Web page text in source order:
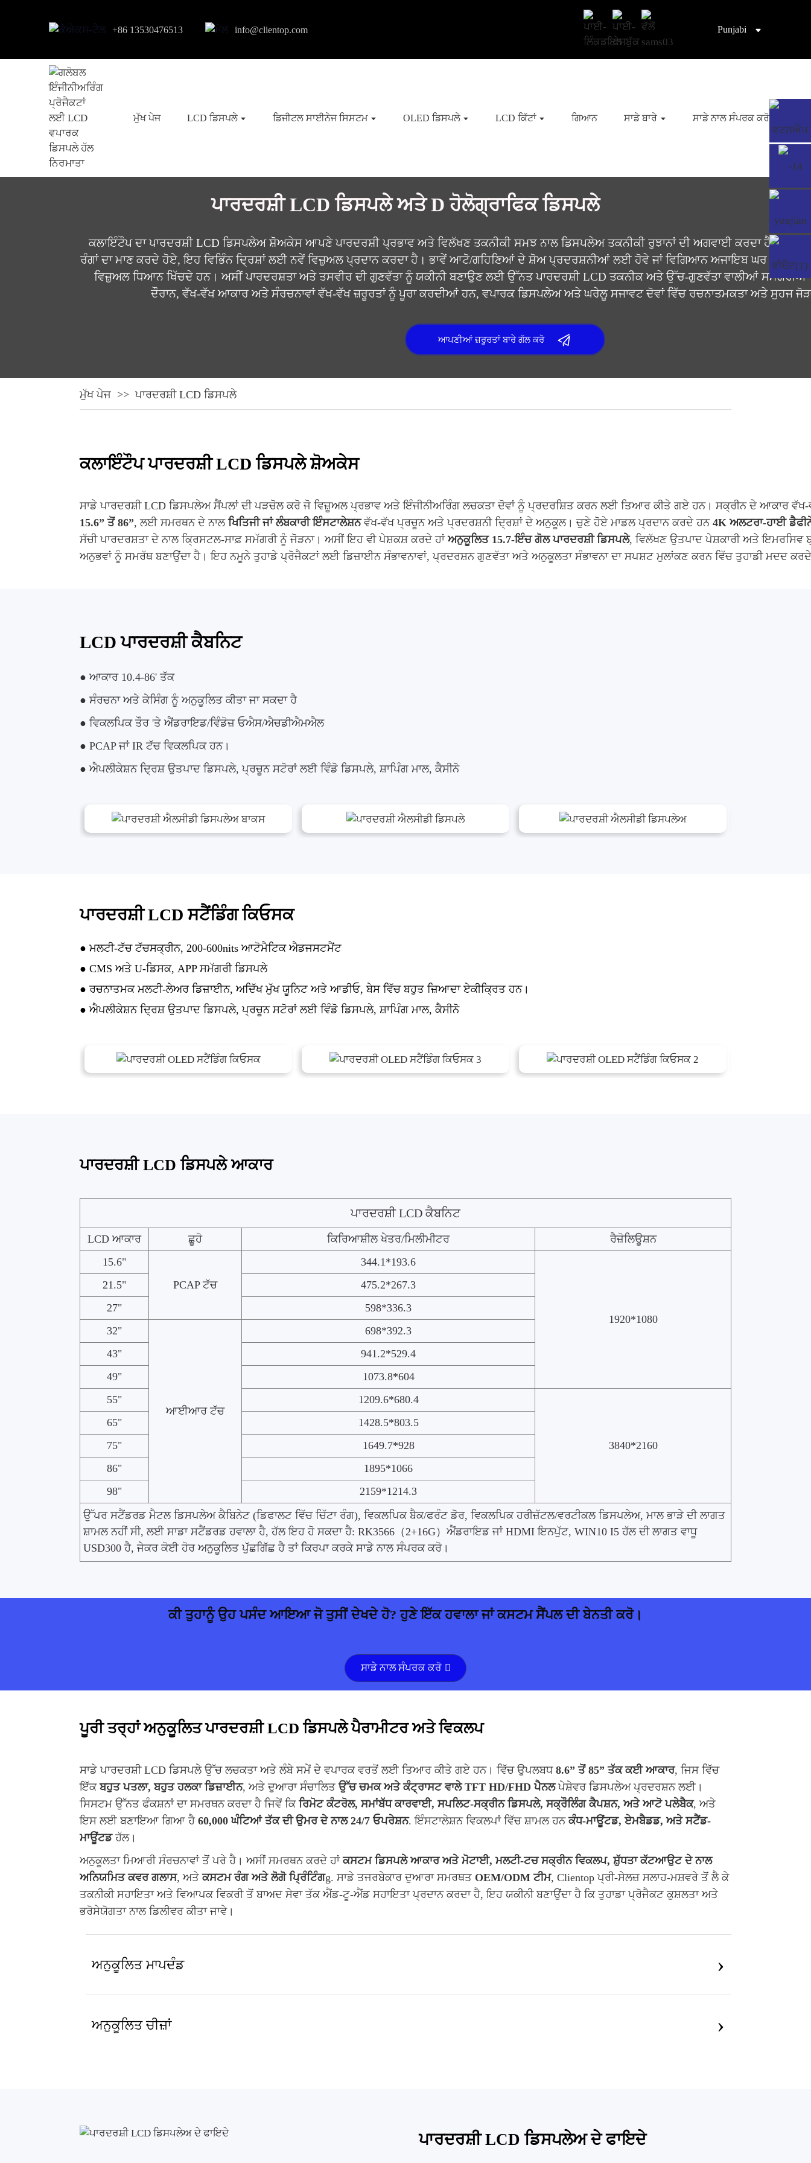
+86 13530476513 info@clientop.com Punjabi
ਮੁੱਖ ਪੇਜ LCD ਡਿਸਪਲੇ ਡਿਜੀਟਲ ਸਾਈਨੇਜ ਸਿਸਟਮ OLED ਡਿਸਪਲੇ LCD ਕਿੱਟਾਂ ਗਿਆਨ ਸਾਡੇ ਬਾਰੇ ਸਾਡੇ ਨਾਲ ਸੰਪਰਕ ਕਰੋ
ਪਾਰਦਰਸ਼ੀ LCD ਡਿਸਪਲੇ ਅਤੇ D ਹੋਲੋਗ੍ਰਾਫਿਕ ਡਿਸਪਲੇ
ਕਲਾਇੰਟੌਪ ਦਾ ਪਾਰਦਰਸ਼ੀ LCD ਡਿਸਪਲੇਅ ਸ਼ੋਅਕੇਸ ਆਪਣੇ ਪਾਰਦਰਸ਼ੀ ਪ੍ਰਭਾਵ ਅਤੇ ਵਿਲੱਖਣ ਤਕਨੀਕੀ ਸਮਝ ਨਾਲ ਡਿਸਪਲੇਅ ਤਕਨੀਕੀ ਰੁਝਾਨਾਂ ਦੀ ਅਗਵਾਈ ਕਰਦਾ ਹੈ। HD
ਰੰਗਾਂ ਦਾ ਮਾਣ ਕਰਦੇ ਹੋਏ, ਇਹ ਵਿਭਿੰਨ ਦ੍ਰਿਸ਼ਾਂ ਲਈ ਨਵੇਂ ਵਿਜ਼ੁਅਲ ਪ੍ਰਦਾਨ ਕਰਦਾ ਹੈ। ਭਾਵੇਂ ਆਟੋ/ਗਹਿਣਿਆਂ ਦੇ ਸ਼ੋਅ ਪ੍ਰਦਰਸ਼ਨੀਆਂ ਲਈ ਹੋਵੇ ਜਾਂ ਵਿਗਿਆਨ ਅਜਾਇਬ ਘਰ ਦੇ
ਵਿਜ਼ੁਅਲ ਧਿਆਨ ਖਿੱਚਦੇ ਹਨ। ਅਸੀਂ ਪਾਰਦਰਸ਼ਤਾ ਅਤੇ ਤਸਵੀਰ ਦੀ ਗੁਣਵੱਤਾ ਨੂੰ ਯਕੀਨੀ ਬਣਾਉਣ ਲਈ ਉੱਨਤ ਪਾਰਦਰਸ਼ੀ LCD ਤਕਨੀਕ ਅਤੇ ਉੱਚ-ਗੁਣਵੱਤਾ ਵਾਲੀਆਂ
ਦੌਰਾਨ, ਵੱਖ-ਵੱਖ ਆਕਾਰ ਅਤੇ ਸੰਰਚਨਾਵਾਂ ਵੱਖ-ਵੱਖ ਜ਼ਰੂਰਤਾਂ ਨੂੰ ਪੂਰਾ ਕਰਦੀਆਂ ਹਨ, ਵਪਾਰਕ ਡਿਸਪਲੇਅ ਅਤੇ ਘਰੇਲੂ ਸਜਾਵਟ ਦੋਵਾਂ ਵਿੱਚ ਰਚਨਾਤਮਕਤਾ ਅਤੇ ਸੁਹਜ
ਆਪਣੀਆਂ ਜ਼ਰੂਰਤਾਂ ਬਾਰੇ ਗੱਲ ਕਰੋ
ਮੁੱਖ ਪੇਜ ਪਾਰਦਰਸ਼ੀ LCD ਡਿਸਪਲੇ
ਕਲਾਇੰਟੌਪ ਪਾਰਦਰਸ਼ੀ LCD ਡਿਸਪਲੇ ਸ਼ੋਅਕੇਸ
ਸਾਡੇ ਪਾਰਦਰਸ਼ੀ LCD ਡਿਸਪਲੇਅ ਸੈਂਪਲਾਂ ਦੀ ਪੜਚੋਲ ਕਰੋ ਜੋ ਵਿਜ਼ੂਅਲ ਪ੍ਰਭਾਵ ਅਤੇ ਇੰਜੀਨੀਅਰਿੰਗ ਲਚਕਤਾ ਦੋਵਾਂ ਨੂੰ ਪ੍ਰਦਰਸ਼ਿਤ ਕਰਨ ਲਈ ਤਿਆਰ ਕੀਤੇ ਗਏ ਹਨ। ਸਕ੍ਰੀਨ ਦੇ ਆਕਾਰ
15.6” ਤੋਂ 86”, ਲਈ ਸਮਰਥਨ ਦੇ ਨਾਲ ਖਿਤਿਜੀ ਜਾਂ ਲੰਬਕਾਰੀ ਇੰਸਟਾਲੇਸ਼ਨਵੱਖ-ਵੱਖ ਪ੍ਰਚੂਨ ਅਤੇ ਪ੍ਰਦਰਸ਼ਨੀ ਦ੍ਰਿਸ਼ਾਂ ਦੇ ਅਨੁਕੂਲ। ਚੁਣੇ ਹੋਏ ਮਾਡਲ ਪ੍ਰਦਾਨ ਕਰਦੇ ਹਨ 4K ਅਲਟਰਾ-ਹਾਈ
ਸੱਚੀ ਪਾਰਦਰਸ਼ਤਾ ਦੇ ਨਾਲ ਕ੍ਰਿਸਟਲ-ਸਾਫ਼ ਸਮੱਗਰੀ ਨੂੰ ਜੋੜਨਾ। ਅਸੀਂ ਇਹ ਵੀ ਪੇਸ਼ਕਸ਼ ਕਰਦੇ ਹਾਂਅਨੁਕੂਲਿਤ 15.7-ਇੰਚ ਗੋਲ ਪਾਰਦਰਸ਼ੀ ਡਿਸਪਲੇ, ਵਿਲੱਖਣ ਉਤਪਾਦ ਪੇਸ਼ਕਾਰੀ ਅਤੇ ਇਮਰਸਿਵ
ਅਨੁਭਵਾਂ ਨੂੰ ਸਮਰੱਥ ਬਣਾਉਂਦਾ ਹੈ। ਇਹ ਨਮੂਨੇ ਤੁਹਾਡੇ ਪ੍ਰੋਜੈਕਟਾਂ ਲਈ ਡਿਜ਼ਾਈਨ ਸੰਭਾਵਨਾਵਾਂ, ਪ੍ਰਦਰਸ਼ਨ ਗੁਣਵੱਤਾ ਅਤੇ ਅਨੁਕੂਲਤਾ ਸੰਭਾਵਨਾ ਦਾ ਸਪਸ਼ਟ ਮੁਲਾਂਕਣ ਕਰਨ ਵਿੱਚ ਤੁਹਾਡੀ ਮਦਦ
LCD ਪਾਰਦਰਸ਼ੀ ਕੈਬਨਿਟ
● ਆਕਾਰ 10.4-86' ਤੱਕ
● ਸੰਰਚਨਾ ਅਤੇ ਕੇਸਿੰਗ ਨੂੰ ਅਨੁਕੂਲਿਤ ਕੀਤਾ ਜਾ ਸਕਦਾ ਹੈ
● ਵਿਕਲਪਿਕ ਤੌਰ 'ਤੇ ਐਂਡਰਾਇਡ/ਵਿੰਡੋਜ਼ ਓਐਸ/ਐਚਡੀਐਮਐਲ
● PCAP ਜਾਂ IR ਟੱਚ ਵਿਕਲਪਿਕ ਹਨ।
● ਐਪਲੀਕੇਸ਼ਨ ਦ੍ਰਿਸ਼ ਉਤਪਾਦ ਡਿਸਪਲੇ, ਪ੍ਰਚੂਨ ਸਟੋਰਾਂ ਲਈ ਵਿੰਡੋ ਡਿਸਪਲੇ, ਸ਼ਾਪਿੰਗ ਮਾਲ, ਕੈਸੀਨੋ
ਪਾਰਦਰਸ਼ੀ LCD ਸਟੈਂਡਿੰਗ ਕਿਓਸਕ
● ਮਲਟੀ-ਟੱਚ ਟੱਚਸਕ੍ਰੀਨ, 200-600nits ਆਟੋਮੈਟਿਕ ਐਡਜਸਟਮੈਂਟ
● CMS ਅਤੇ U-ਡਿਸਕ, APP ਸਮੱਗਰੀ ਡਿਸਪਲੇ
● ਰਚਨਾਤਮਕ ਮਲਟੀ-ਲੇਅਰ ਡਿਜ਼ਾਈਨ, ਅਦਿੱਖ ਮੁੱਖ ਯੂਨਿਟ ਅਤੇ ਆਡੀਓ, ਬੇਸ ਵਿੱਚ ਬਹੁਤ ਜ਼ਿਆਦਾ ਏਕੀਕ੍ਰਿਤ ਹਨ।
● ਐਪਲੀਕੇਸ਼ਨ ਦ੍ਰਿਸ਼ ਉਤਪਾਦ ਡਿਸਪਲੇ, ਪ੍ਰਚੂਨ ਸਟੋਰਾਂ ਲਈ ਵਿੰਡੋ ਡਿਸਪਲੇ, ਸ਼ਾਪਿੰਗ ਮਾਲ, ਕੈਸੀਨੋ
ਪਾਰਦਰਸ਼ੀ LCD ਡਿਸਪਲੇ ਆਕਾਰ
ਪਾਰਦਰਸ਼ੀ LCD ਕੈਬਨਿਟ
LCD ਆਕਾਰ ਛੂਹੋ ਕਿਰਿਆਸ਼ੀਲ ਖੇਤਰ/ਮਿਲੀਮੀਟਰ
ਰੈਜ਼ੋਲਿਊਸ਼ਨ
15.6"
PCAP ਟੱਚ
344.1*193.6
1920*1080
21.5"
475.2*267.3
27"
598*336.3
32"
ਆਈਆਰ ਟੱਚ
698*392.3
43"
941.2*529.4
49"
1073.8*604
55"
1209.6*680.4
3840*2160
65"
1428.5*803.5
75"
1649.7*928
86"
1895*1066
98"
2159*1214.3
ਉੱਪਰ ਸਟੈਂਡਰਡ ਮੈਟਲ ਡਿਸਪਲੇਅ ਕੈਬਿਨੇਟ (ਡਿਫਾਲਟ ਵਿੱਚ ਚਿੱਟਾ ਰੰਗ), ਵਿਕਲਪਿਕ ਬੈਕ/ਫਰੰਟ ਡੋਰ, ਵਿਕਲਪਿਕ ਹਰੀਜ਼ੱਟਲ/ਵਰਟੀਕਲ ਡਿਸਪਲੇਅ, ਮਾਲ ਭਾੜੇ ਦੀ ਲਾਗਤ
ਸ਼ਾਮਲ ਨਹੀਂ ਸੀ, ਲਈ ਸਾਡਾ ਸਟੈਂਡਰਡ ਹਵਾਲਾ ਹੈ, ਹੱਲ ਇਹ ਹੋ ਸਕਦਾ ਹੈ: RK3566（2+16G）ਐਂਡਰਾਇਡ ਜਾਂ HDMI ਇਨਪੁੱਟ, WIN10 I5 ਹੱਲ ਦੀ ਲਾਗਤ ਵਾਧੂ
USD300 ਹੈ, ਜੇਕਰ ਕੋਈ ਹੋਰ ਅਨੁਕੂਲਿਤ ਪੁੱਛਗਿੱਛ ਹੈ ਤਾਂ ਕਿਰਪਾ ਕਰਕੇ ਸਾਡੇ ਨਾਲ ਸੰਪਰਕ ਕਰੋ।
ਕੀ ਤੁਹਾਨੂੰ ਉਹ ਪਸੰਦ ਆਇਆ ਜੋ ਤੁਸੀਂ ਦੇਖਦੇ ਹੋ? ਹੁਣੇ ਇੱਕ ਹਵਾਲਾ ਜਾਂ ਕਸਟਮ ਸੈਂਪਲ ਦੀ ਬੇਨਤੀ ਕਰੋ।
ਸਾਡੇ ਨਾਲ ਸੰਪਰਕ ਕਰੋ
ਪੂਰੀ ਤਰ੍ਹਾਂ ਅਨੁਕੂਲਿਤ ਪਾਰਦਰਸ਼ੀ LCD ਡਿਸਪਲੇ ਪੈਰਾਮੀਟਰ ਅਤੇ ਵਿਕਲਪ
ਸਾਡੇ ਪਾਰਦਰਸ਼ੀ LCD ਡਿਸਪਲੇ ਉੱਚ ਲਚਕਤਾ ਅਤੇ ਲੰਬੇ ਸਮੇਂ ਦੇ ਵਪਾਰਕ ਵਰਤੋਂ ਲਈ ਤਿਆਰ ਕੀਤੇ ਗਏ ਹਨ। ਵਿੱਚ ਉਪਲਬਧ 8.6” ਤੋਂ 85” ਤੱਕ ਕਈ ਆਕਾਰ, ਜਿਸ ਵਿੱਚ
ਇੱਕਬਹੁਤ ਪਤਲਾ, ਬਹੁਤ ਹਲਕਾ ਡਿਜ਼ਾਈਨ, ਅਤੇ ਦੁਆਰਾ ਸੰਚਾਲਿਤਉੱਚ ਚਮਕ ਅਤੇ ਕੰਟ੍ਰਾਸਟ ਵਾਲੇ TFT HD/FHD ਪੈਨਲਪੇਸ਼ੇਵਰ ਡਿਸਪਲੇਅ ਪ੍ਰਦਰਸ਼ਨ ਲਈ।
ਸਿਸਟਮ ਉੱਨਤ ਫੰਕਸ਼ਨਾਂ ਦਾ ਸਮਰਥਨ ਕਰਦਾ ਹੈ ਜਿਵੇਂ ਕਿ ਰਿਮੋਟ ਕੰਟਰੋਲ, ਸਮਾਂਬੱਧ ਕਾਰਵਾਈ, ਸਪਲਿਟ-ਸਕ੍ਰੀਨ ਡਿਸਪਲੇ, ਸਕ੍ਰੌਲਿੰਗ ਕੈਪਸ਼ਨ, ਅਤੇ ਆਟੋ ਪਲੇਬੈਕ, ਅਤੇ
ਇਸ ਲਈ ਬਣਾਇਆ ਗਿਆ ਹੈ 60,000 ਘੰਟਿਆਂ ਤੱਕ ਦੀ ਉਮਰ ਦੇ ਨਾਲ 24/7 ਓਪਰੇਸ਼ਨ. ਇੰਸਟਾਲੇਸ਼ਨ ਵਿਕਲਪਾਂ ਵਿੱਚ ਸ਼ਾਮਲ ਹਨਕੰਧ-ਮਾਊਂਟਡ, ਏਮਬੈਡਡ, ਅਤੇ ਸਟੈਂਡ-
ਮਾਊਂਟਡਹੱਲ।
ਅਨੁਕੂਲਤਾ ਮਿਆਰੀ ਸੰਰਚਨਾਵਾਂ ਤੋਂ ਪਰੇ ਹੈ। ਅਸੀਂ ਸਮਰਥਨ ਕਰਦੇ ਹਾਂਕਸਟਮ ਡਿਸਪਲੇ ਆਕਾਰ ਅਤੇ ਮੋਟਾਈ, ਮਲਟੀ-ਟਚ ਸਕ੍ਰੀਨ ਵਿਕਲਪ, ਸ਼ੁੱਧਤਾ ਕੱਟਆਉਟ ਦੇ ਨਾਲ
ਅਨਿਯਮਿਤ ਕਵਰ ਗਲਾਸ, ਅਤੇਕਸਟਮ ਰੰਗ ਅਤੇ ਲੋਗੋ ਪ੍ਰਿੰਟਿੰਗg. ਸਾਡੇ ਤਜਰਬੇਕਾਰ ਦੁਆਰਾ ਸਮਰਥਤ OEM/ODM ਟੀਮ, Clientop ਪ੍ਰੀ-ਸੇਲਜ਼ ਸਲਾਹ-ਮਸ਼ਵਰੇ ਤੋਂ ਲੈ ਕੇ
ਤਕਨੀਕੀ ਸਹਾਇਤਾ ਅਤੇ ਵਿਆਪਕ ਵਿਕਰੀ ਤੋਂ ਬਾਅਦ ਸੇਵਾ ਤੱਕ ਐਂਡ-ਟੂ-ਐਂਡ ਸਹਾਇਤਾ ਪ੍ਰਦਾਨ ਕਰਦਾ ਹੈ, ਇਹ ਯਕੀਨੀ ਬਣਾਉਂਦਾ ਹੈ ਕਿ ਤੁਹਾਡਾ ਪ੍ਰੋਜੈਕਟ ਕੁਸ਼ਲਤਾ ਅਤੇ
ਭਰੋਸੇਯੋਗਤਾ ਨਾਲ ਡਿਲੀਵਰ ਕੀਤਾ ਜਾਵੇ।
ਅਨੁਕੂਲਿਤ ਮਾਪਦੰਡ ›
ਅਨੁਕੂਲਿਤ ਚੀਜ਼ਾਂ ›
ਪਾਰਦਰਸ਼ੀ LCD ਡਿਸਪਲੇਅ ਦੇ ਫਾਇਦੇ